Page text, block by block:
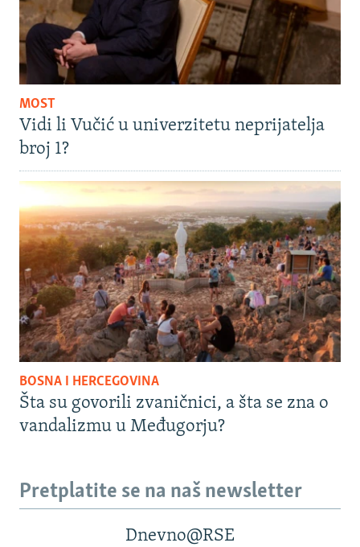
MOST
Vidi li Vučić u univerzitetu neprijatelja
broj 1?
BOSNA I HERCEGOVINA
Šta su govorili zvaničnici, a šta se zna o
vandalizmu u Međugorju?
Pretplatite se na naš newsletter
Dnevno@RSE